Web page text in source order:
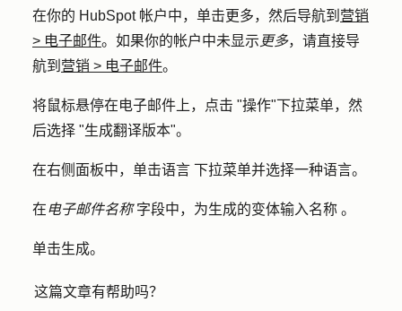
在你的 HubSpot 帐户中，单击更多，然后导航到 营销
> 电子邮件。如果你的帐户中未显示更多，请直接导
航到 营销 > 电子邮件。
将鼠标悬停在电子邮件上，点击 "操作"下拉菜单，然
后选择 "生成翻译版本"。
在右侧面板中，单击语言 下拉菜单并选择一种语言。
在电子邮件名称字段中，为生成的变体输入名称 。
单击生成。
这篇文章有帮助吗？